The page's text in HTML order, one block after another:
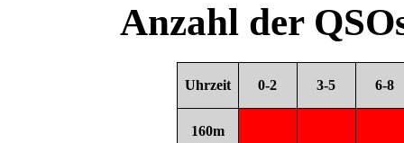
Anzahl der
Uhrzeit 0-2 3-5 6-8
160m